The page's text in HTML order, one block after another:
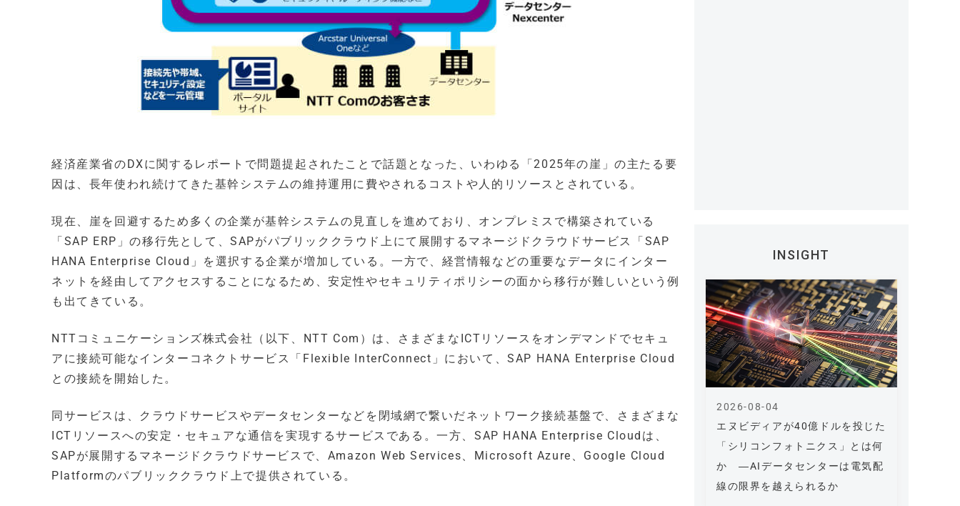
経済産業省のDXに関するレポートで問題提起されたことで話題となった、いわゆる「2025年の崖」の主たる要
因は、長年使われ続けてきた基幹システムの維持運用に費やされるコストや人的リソースとされている。
現在、崖を回避するため多くの企業が基幹システムの見直しを進めており、オンプレミスで構築されている
「SAP ERP」の移行先として、SAPがパブリッククラウド上にて展開するマネージドクラウドサービス「SAP
HANA Enterprise Cloud」を選択する企業が増加している。一方で、経営情報などの重要なデータにインター
ネットを経由してアクセスすることになるため、安定性やセキュリティポリシーの面から移行が難しいという例
も出てきている。
NTTコミュニケーションズ株式会社（以下、NTT Com）は、さまざまなICTリソースをオンデマンドでセキュ
アに接続可能なインターコネクトサービス「Flexible InterConnect」において、SAP HANA Enterprise Cloud
との接続を開始した。
同サービスは、クラウドサービスやデータセンターなどを閉域網で繋いだネットワーク接続基盤で、さまざまな
ICTリソースへの安定・セキュアな通信を実現するサービスである。一方、SAP HANA Enterprise Cloudは、
SAPが展開するマネージドクラウドサービスで、Amazon Web Services、Microsoft Azure、Google Cloud
Platformのパブリッククラウド上で提供されている。
INSIGHT
エヌビディアが40億ドルを投じた
「シリコンフォトニクス」とは何
か ―AIデータセンターは電気配
線の限界を越えられるか
2026-08-04